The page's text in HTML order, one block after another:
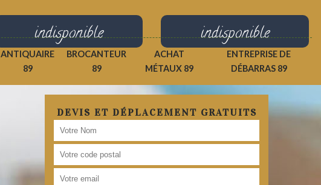
indisponible indisponible
ANTIQUAIRE
89
BROCANTEUR
89
ACHAT
MÉTAUX 89
ENTREPRISE DE
DÉBARRAS 89
DEVIS ET DÉPLACEMENT GRATUITS